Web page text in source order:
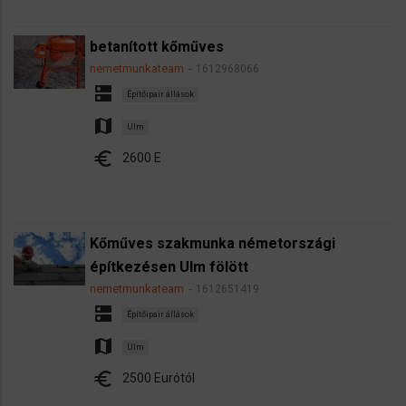
betanított kőműves
nemetmunkateam 1612968066
dns Építőipair állások
map Ulm
euro 2600 E
Kőműves szakmunka németországi
építkezésen Ulm fölött
nemetmunkateam 1612651419
dns Építőipair állások
map Ulm
euro 2500 Eurótól